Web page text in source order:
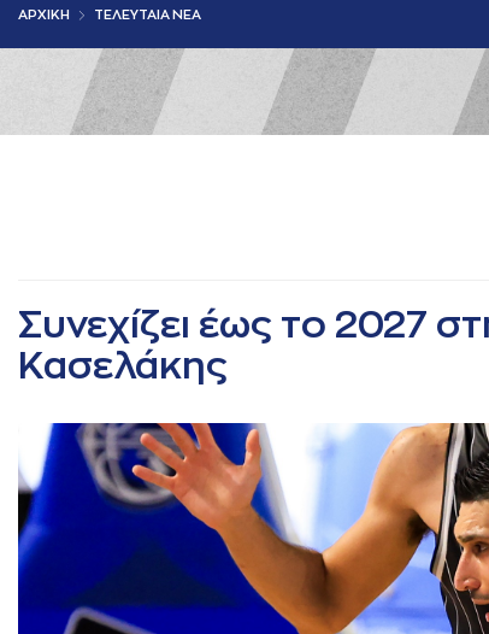
AΡΧΙΚΗ ΤΕΛΕΥΤΑΙΑ ΝΕΑ
Συνεχίζει έως το 2027
Κασελάκης